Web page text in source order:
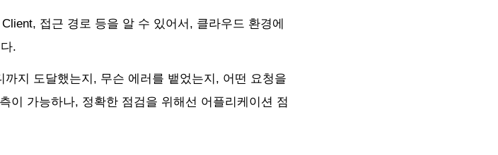
접근 경로 등을 알 수 있어서, 클라우드 환경에
.
지 도달했는지, 무슨 에러를 뱉었는지, 어떤 요청을
이 가능하나, 정확한 점검을 위해선 어플리케이션 점